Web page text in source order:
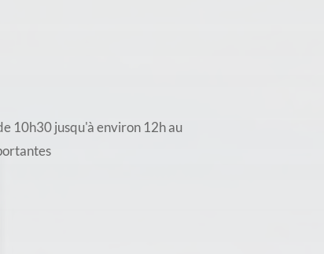
10h30 jusqu'à environ 12h au